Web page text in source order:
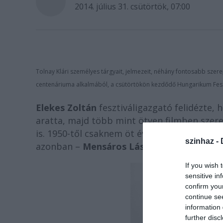
szinhaz -
If you wish
sensitive
confirm
continue
information
further
2014. július 31. csütörtök, 07:00
Tolnay Klári személyes tárgyait, jelmezeit, néhány fontosabb
centenáriuma alkalmából, a csütörtökön kezdődő Hungarikum
Elekes Zoltán fesztiváligazgató felidézte,
aratta, majd több mint ötven filmben
is. 1950-től csaknem öt évtizeden át
azonban – Mensáros Lászlóval együtt - a